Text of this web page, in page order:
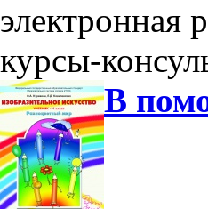
электронная
курсы-
В